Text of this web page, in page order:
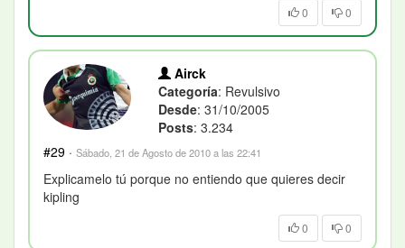
0 0
Airck
Categoría: Revulsivo
Desde: 31/10/2005
Posts: 3.234
#29 · Sábado, 21 de Agosto de 2010 a las 22:41
Explicamelo tú porque no entiendo que quieres decir
kipling
0 0